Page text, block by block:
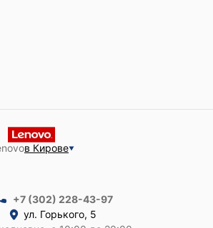
в Кирове
+7 (302) 228-43-97
ул. ​Горького, 5